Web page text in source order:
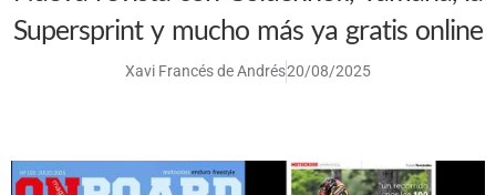
Supersprint y mucho más ya gratis online
Xavi Francés de Andrés20/08/2025